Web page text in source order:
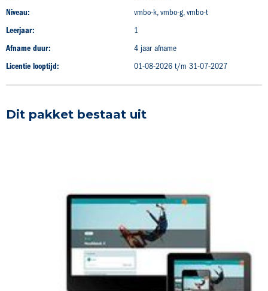
Niveau:
vmbo-k, vmbo-g, vmbo-t
Leerjaar:
1
Afname duur:
4 jaar afname
Licentie looptijd:
01-08-2026 t/m 31-07-2027
Dit pakket bestaat uit